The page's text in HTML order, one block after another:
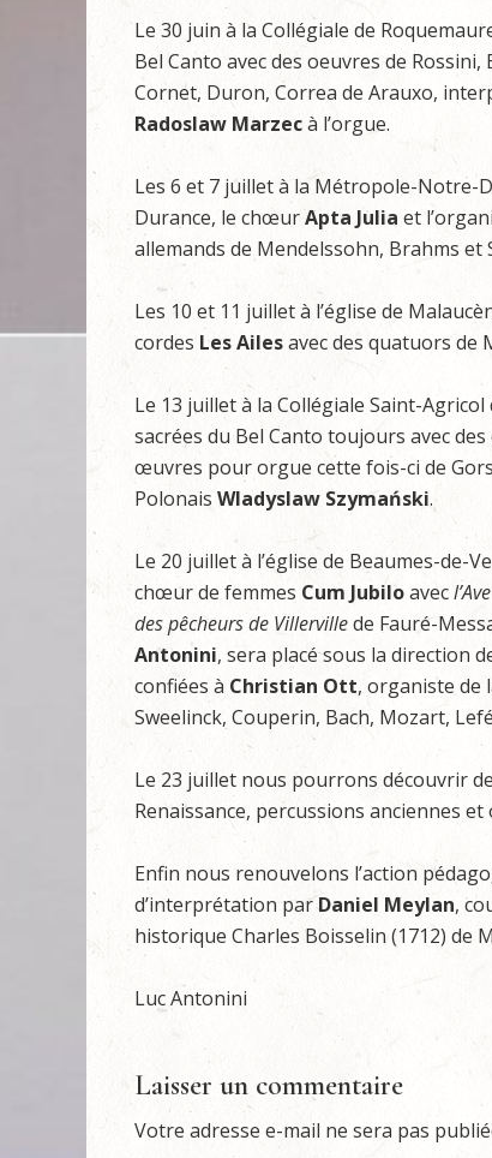
Le 30 juin à la Collégiale de
Bel Canto avec des oeuvres de
Cornet, Duron, Correa de Arauxo,
Radoslaw Marzecà l’orgue.
Les 6 et 7 juillet à la Métropole-Notre-
Durance, le chœurApta Julia et
allemands de Mendelssohn, Brahms et
Les 10 et 11 juillet à l’église de
cordes Les Ailesavec des quatuors de
Le 13 juillet à la Collégiale Saint-
sacrées du Bel Canto toujours avec
œuvres pour orgue cette fois-ci de
Polonais Wladyslaw Szymański.
Le 20 juillet à l’église de Beaumes-de-
chœur de femmes Cum Jubiloavec
des pêcheurs de Villervillede Fauré-
Antonini, sera placé sous la direction
confiées à Christian Ott, organiste de
Sweelinck, Couperin, Bach, Mozart,
Le 23 juillet nous pourrons découvrir
Renaissance, percussions anciennes
Enfin nous renouvelons l’action
d’interprétation parDaniel Meylan,
historique Charles Boisselin (1712) de
Luc Antonini
Laisser un commentaire
Votre adresse e-mail ne sera pas